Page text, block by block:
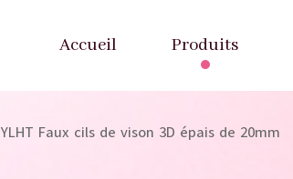
Accueil Produits
YLHT Faux cils de vison 3D épais de 20mm